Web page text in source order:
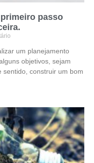
passo
um planejamento
objetivos, sejam
sentido, construir um bom